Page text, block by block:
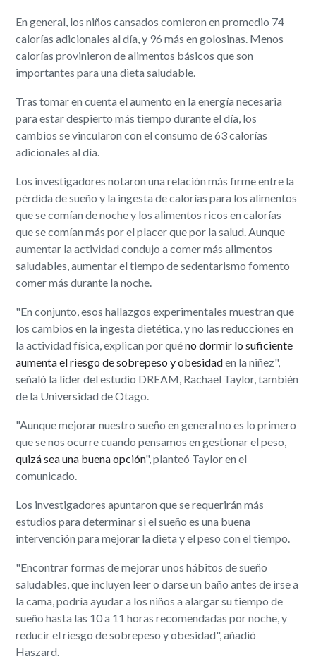
En general, los niños cansados comieron en promedio 74
calorías adicionales al día, y 96 más en golosinas. Menos
calorías provinieron de alimentos básicos que son
importantes para una dieta saludable.
Tras tomar en cuenta el aumento en la energía necesaria
para estar despierto más tiempo durante el día, los
cambios se vincularon con el consumo de 63 calorías
adicionales al día.
Los investigadores notaron una relación más firme entre la
pérdida de sueño y la ingesta de calorías para los alimentos
que se comían de noche y los alimentos ricos en calorías
que se comían más por el placer que por la salud. Aunque
aumentar la actividad condujo a comer más alimentos
saludables, aumentar el tiempo de sedentarismo fomento
comer más durante la noche.
"En conjunto, esos hallazgos experimentales muestran que
los cambios en la ingesta dietética, y no las reducciones en
la actividad física, explican por quéno dormir lo suficiente
aumenta el riesgo de sobrepeso y obesidaden la niñez",
señaló la líder del estudio DREAM, Rachael Taylor, también
de la Universidad de Otago.
"Aunque mejorar nuestro sueño en general no es lo primero
que se nos ocurre cuando pensamos en gestionar el peso,
quizá sea una buena opción", planteó Taylor en el
comunicado.
Los investigadores apuntaron que se requerirán más
estudios para determinar si el sueño es una buena
intervención para mejorar la dieta y el peso con el tiempo.
"Encontrar formas de mejorar unos hábitos de sueño
saludables, que incluyen leer o darse un baño antes de irse a
la cama, podría ayudar a los niños a alargar su tiempo de
sueño hasta las 10 a 11 horas recomendadas por noche, y
reducir el riesgo de sobrepeso y obesidad", añadió
Haszard.